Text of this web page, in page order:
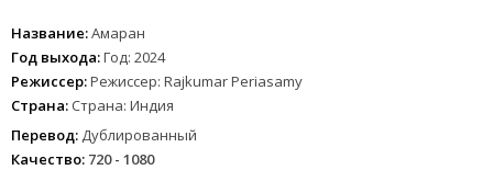
Название:Амаран
Год выхода:Год: 2024
Режиссер:Режиссер: Rajkumar Periasamy
Страна: Страна: Индия
Перевод: Дублированный
Качество: 720 - 1080